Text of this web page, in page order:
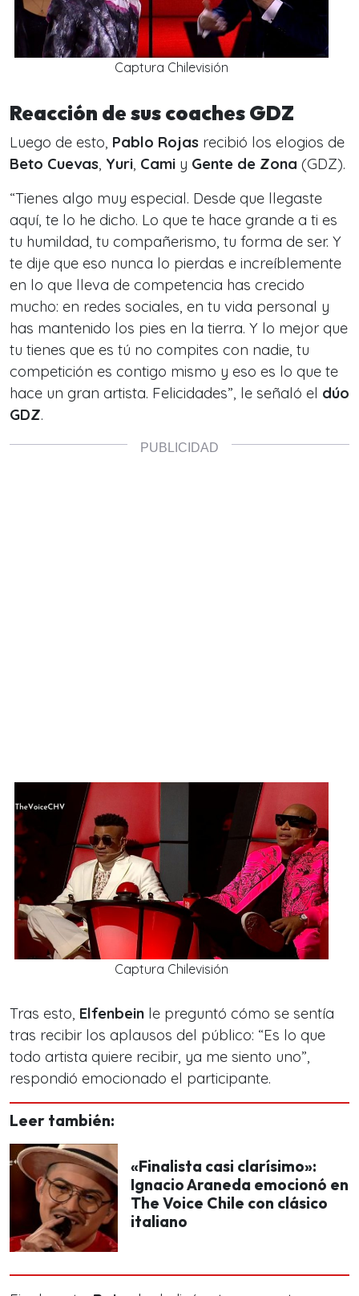
Captura Chilevisión
Reacción de sus coaches GDZ
Luego de esto, Pablo Rojas recibió los elogios de
Beto Cuevas, Yuri, Cami y Gente de Zona (GDZ).
“Tienes algo muy especial. Desde que llegaste
aquí, te lo he dicho. Lo que te hace grande a ti es
tu humildad, tu compañerismo, tu forma de ser. Y
te dije que eso nunca lo pierdas e increíblemente
en lo que lleva de competencia has crecido
mucho: en redes sociales, en tu vida personal y
has mantenido los pies en la tierra. Y lo mejor que
tu tienes que es tú no compites con nadie, tu
competición es contigo mismo y eso es lo que te
hace un gran artista. Felicidades”, le señaló el dúo
GDZ.
Captura Chilevisión
Tras esto, Elfenbein le preguntó cómo se sentía
tras recibir los aplausos del público: “Es lo que
todo artista quiere recibir, ya me siento uno”,
respondió emocionado el participante.
Leer también:
«Finalista casi clarísimo»:
Ignacio Araneda emocionó en
The Voice Chile con clásico
italiano